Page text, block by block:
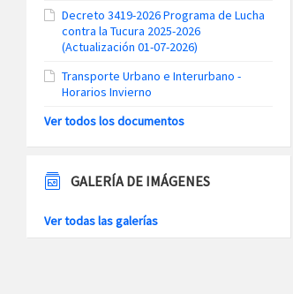
Decreto 3419-2026 Programa de Lucha
contra la Tucura 2025-2026
(Actualización 01-07-2026)
Transporte Urbano e Interurbano -
Horarios Invierno
Ver todos los documentos
GALERÍA DE IMÁGENES
Ver todas las galerías